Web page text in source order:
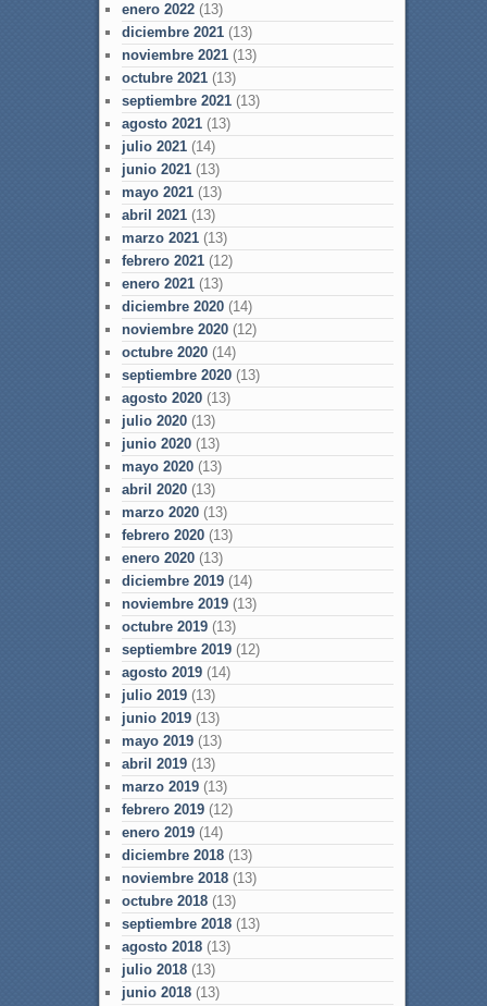
enero 2022(13)
diciembre 2021(13)
noviembre 2021(13)
octubre 2021(13)
septiembre 2021(13)
agosto 2021(13)
julio 2021(14)
junio 2021(13)
mayo 2021(13)
abril 2021(13)
marzo 2021(13)
febrero 2021(12)
enero 2021(13)
diciembre 2020(14)
noviembre 2020(12)
octubre 2020(14)
septiembre 2020(13)
agosto 2020(13)
julio 2020(13)
junio 2020(13)
mayo 2020(13)
abril 2020(13)
marzo 2020(13)
febrero 2020(13)
enero 2020(13)
diciembre 2019(14)
noviembre 2019(13)
octubre 2019(13)
septiembre 2019(12)
agosto 2019(14)
julio 2019(13)
junio 2019(13)
mayo 2019(13)
abril 2019(13)
marzo 2019(13)
febrero 2019(12)
enero 2019(14)
diciembre 2018(13)
noviembre 2018(13)
octubre 2018(13)
septiembre 2018(13)
agosto 2018(13)
julio 2018(13)
junio 2018(13)